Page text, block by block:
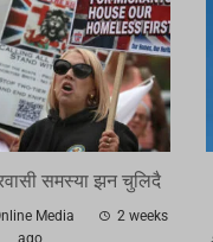
समस्या झन चुलिदै
Media
2 weeks
ago